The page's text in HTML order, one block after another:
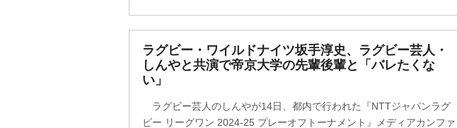
ラグビー・ワイルドナイツ坂手淳史、ラグビー芸人・
しんやと共演で帝京大学の先輩後輩と「バレたくな
い」
ラグビー芸人のしんやが14日、都内で行われた『NTTジャパンラグ
ビー リーグワン 2024-25 プレーオフトーナメント』メディアカンファ